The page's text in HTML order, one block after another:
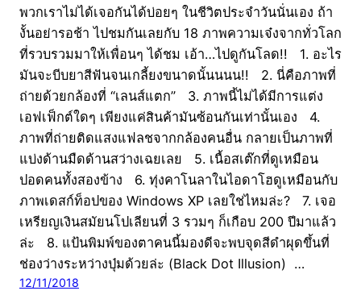
พวกเราไม่ได้เจอกันได้บ่อยๆ ในชีวิตประจำวันนั่นเอง ถ้า
งั้นอย่ารอช้า ไปชมกันเลยกับ 18 ภาพความเจ๋งจากทั่วโลก
ที่รวบรวมมาให้เพื่อนๆ ได้ชม เอ้า…ไปดูกันโลด!! 1. อะไร
มันจะบีบยาสีฟันจนเกลี้ยงขนาดนั้นนนน!! 2. นี่คือภาพที่
ถ่ายด้วยกล้องที่ “เลนส์แตก” 3. ภาพนี้ไม่ได้มีการแต่ง
เอฟเฟ็กต์ใดๆ เพียงแค่สินค้ามันซ้อนกันเท่านั้นเอง 4.
ภาพที่ถ่ายติดแสงแฟลชจากกล้องคนอื่น กลายเป็นภาพที่
แบ่งด้านมืดด้านสว่างเฉยเลย 5. เนื้อสเต๊กที่ดูเหมือน
ปอดคนทั้งสองข้าง 6. ทุ่งคาโนลาในไอดาโฮดูเหมือนกับ
ภาพเดสก์ท็อปของ Windows XP เลยใช่ไหมล่ะ? 7. เจอ
เหรียญเงินสมัยนโปเลียนที่ 3 รวมๆ ก็เกือบ 200 ปีมาแล้ว
ล่ะ 8. แป้นพิมพ์ของตาคนนี้มองดีจะพบจุดสีดำผุดขึ้นที่
ช่องว่างระหว่างปุ่มด้วยล่ะ (Black Dot Illusion) …
12/11/2018